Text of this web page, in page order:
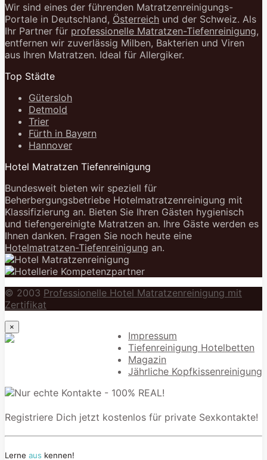
Wir sind eines der führenden Matratzenreinigungs-
Portale in Deutschland, Österreich und der Schweiz. Als
Ihr Partner für professionelle Matratzen-Tiefenreinigung,
entfernen wir zuverlässig Milben, Bakterien und Viren
aus Ihren Matratzen. Ideal für Allergiker.
Top Städte
Gütersloh
Detmold
Trier
Fürth in Bayern
Hannover
Hotel Matratzen Tiefenreinigung
Bundesweit bieten wir speziell für
Beherbergungsbetriebe Hotelmatratzenreinigung mit
Klassifizierung an. Bieten Sie Ihren Gästen hygienisch
und tiefengereinigte Matratzen an. Ihre Gäste werden es
Ihnen danken. Fragen Sie noch heute eine
Hotelmatratzen-Tiefenreinigung an.
© 2003 Professionelle Hotel Matratzenreinigung mit
Zertifikat
Impressum
Tiefenreinigung Hotelbetten
Magazin
Jährliche Kopfkissenreinigung
×
Registriere Dich jetzt kostenlos für private Sexkontakte!
Lerne aus kennen!